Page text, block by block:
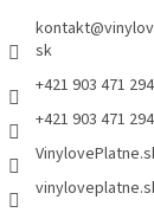
kontakt@
sk
+421 903 471 294
+421 903 471 294